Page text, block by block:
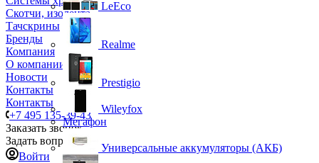
Скотчи, изолента
Тачскрины
Бренды
Компания
О компании
Новости
Контакты
Контакты
+7 495 135-39-43
Заказать звонок
Задать вопрос
Войти
LeEco
Realme
Prestigio
Wileyfox
Мегафон
Универсальные аккумуляторы (АКБ)